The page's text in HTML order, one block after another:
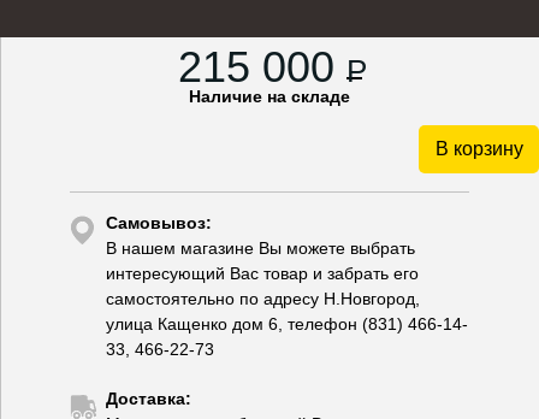
215 000 P
Наличие на складе
В корзину
Самовывоз:
В нашем магазине Вы можете выбрать
интересующий Вас товар и забрать его
самостоятельно по адресу Н.Новгород,
улица Кащенко дом 6, телефон (831) 466-14-
33, 466-22-73
Доставка: